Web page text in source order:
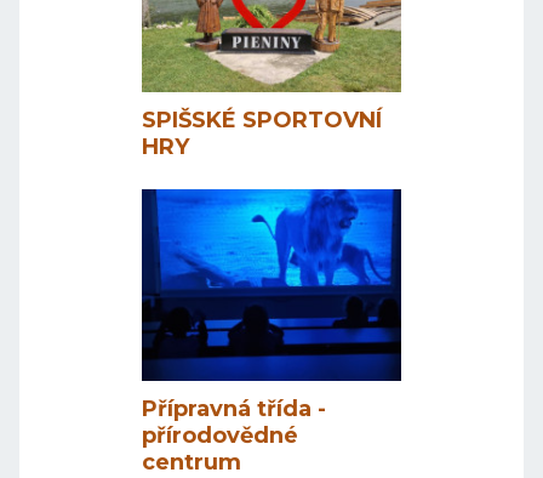
SPIŠSKÉ SPORTOVNÍ
HRY
Přípravná třída -
přírodovědné
centrum